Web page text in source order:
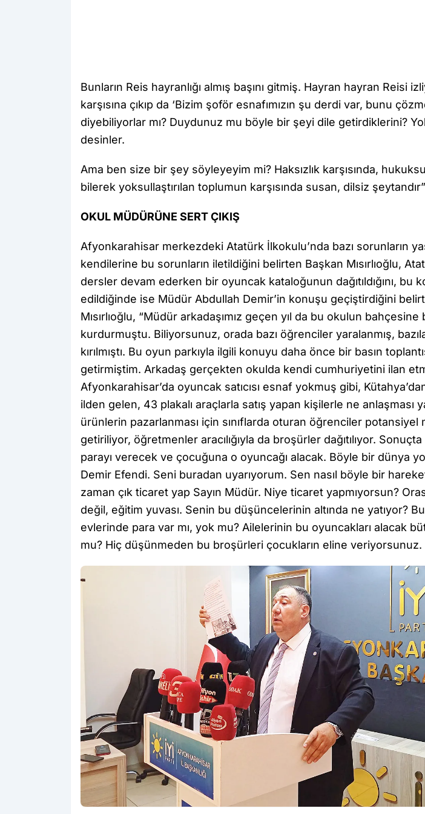
Bunların Reis hayranlığı almış başını gitmiş. Hayran hayran Reisi
karşısına çıkıp da ‘Bizim şoför esnafımızın şu derdi var, bunu
diyebiliyorlar mı? Duydunuz mu böyle bir şeyi dile getirdiklerini?
desinler.
Ama ben size bir şey söyleyeyim mi? Haksızlık karşısında,
bilerek yoksullaştırılan toplumun karşısında susan, dilsiz
OKUL MÜDÜRÜNE SERT ÇIKIŞ
Afyonkarahisar merkezdeki Atatürk İlkokulu’nda bazı sorunların
kendilerine bu sorunların iletildiğini belirten Başkan Mısırlıoğlu,
dersler devam ederken bir oyuncak kataloğunun dağıtıldığını, bu
edildiğinde ise Müdür Abdullah Demir’in konuşu geçiştirdiğini
Mısırlıoğlu, “Müdür arkadaşımız geçen yıl da bu okulun bahçesine
kurdurmuştu. Biliyorsunuz, orada bazı öğrenciler yaralanmış,
kırılmıştı. Bu oyun parkıyla ilgili konuyu daha önce bir basın
getirmiştim. Arkadaş gerçekten okulda kendi cumhuriyetini ilan
Afyonkarahisar’da oyuncak satıcısı esnaf yokmuş gibi,
ilden gelen, 43 plakalı araçlarla satış yapan kişilerle ne anlaşması
ürünlerin pazarlanması için sınıflarda oturan öğrenciler potansiyel
getiriliyor, öğretmenler aracılığıyla da broşürler dağıtılıyor.
parayı verecek ve çocuğuna o oyuncağı alacak. Böyle bir dünya
Demir Efendi. Seni buradan uyarıyorum. Sen nasıl böyle bir
zaman çık ticaret yap Sayın Müdür. Niye ticaret yapmıyorsun?
değil, eğitim yuvası. Senin bu düşüncelerinin altında ne yatıyor?
evlerinde para var mı, yok mu? Ailelerinin bu oyuncakları alacak
mu? Hiç düşünmeden bu broşürleri çocukların eline veriyorsunuz.